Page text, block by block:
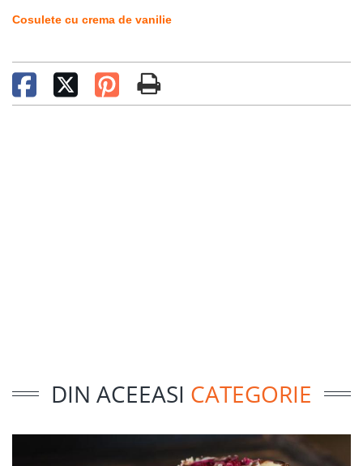
Cosulete cu crema de vanilie
DIN ACEEASI CATEGORIE